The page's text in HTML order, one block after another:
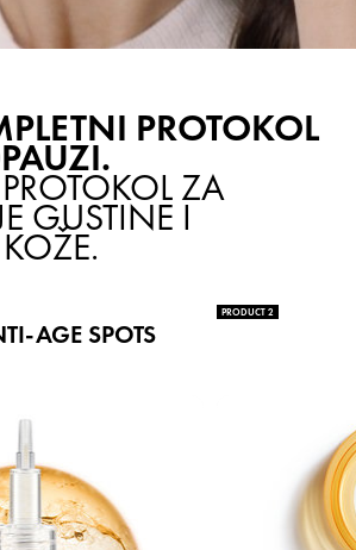
PROTOKOL
ZA
GUSTINE I
AGE SPOTS
PRODUCT 2